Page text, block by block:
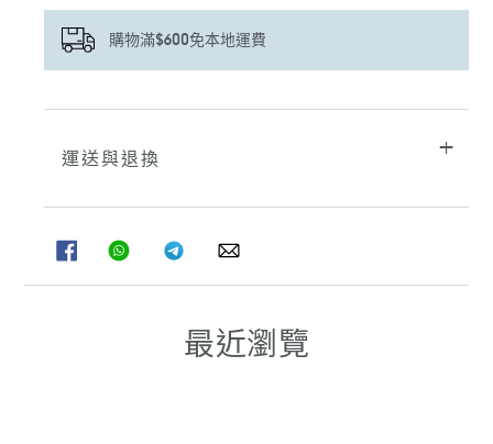
購物滿$600免本地運費
正
加
運送與退換
FACEBOOK
分
享
WHATSAPPTELEGRAM
分
享
WHATSAPP
最近瀏覽